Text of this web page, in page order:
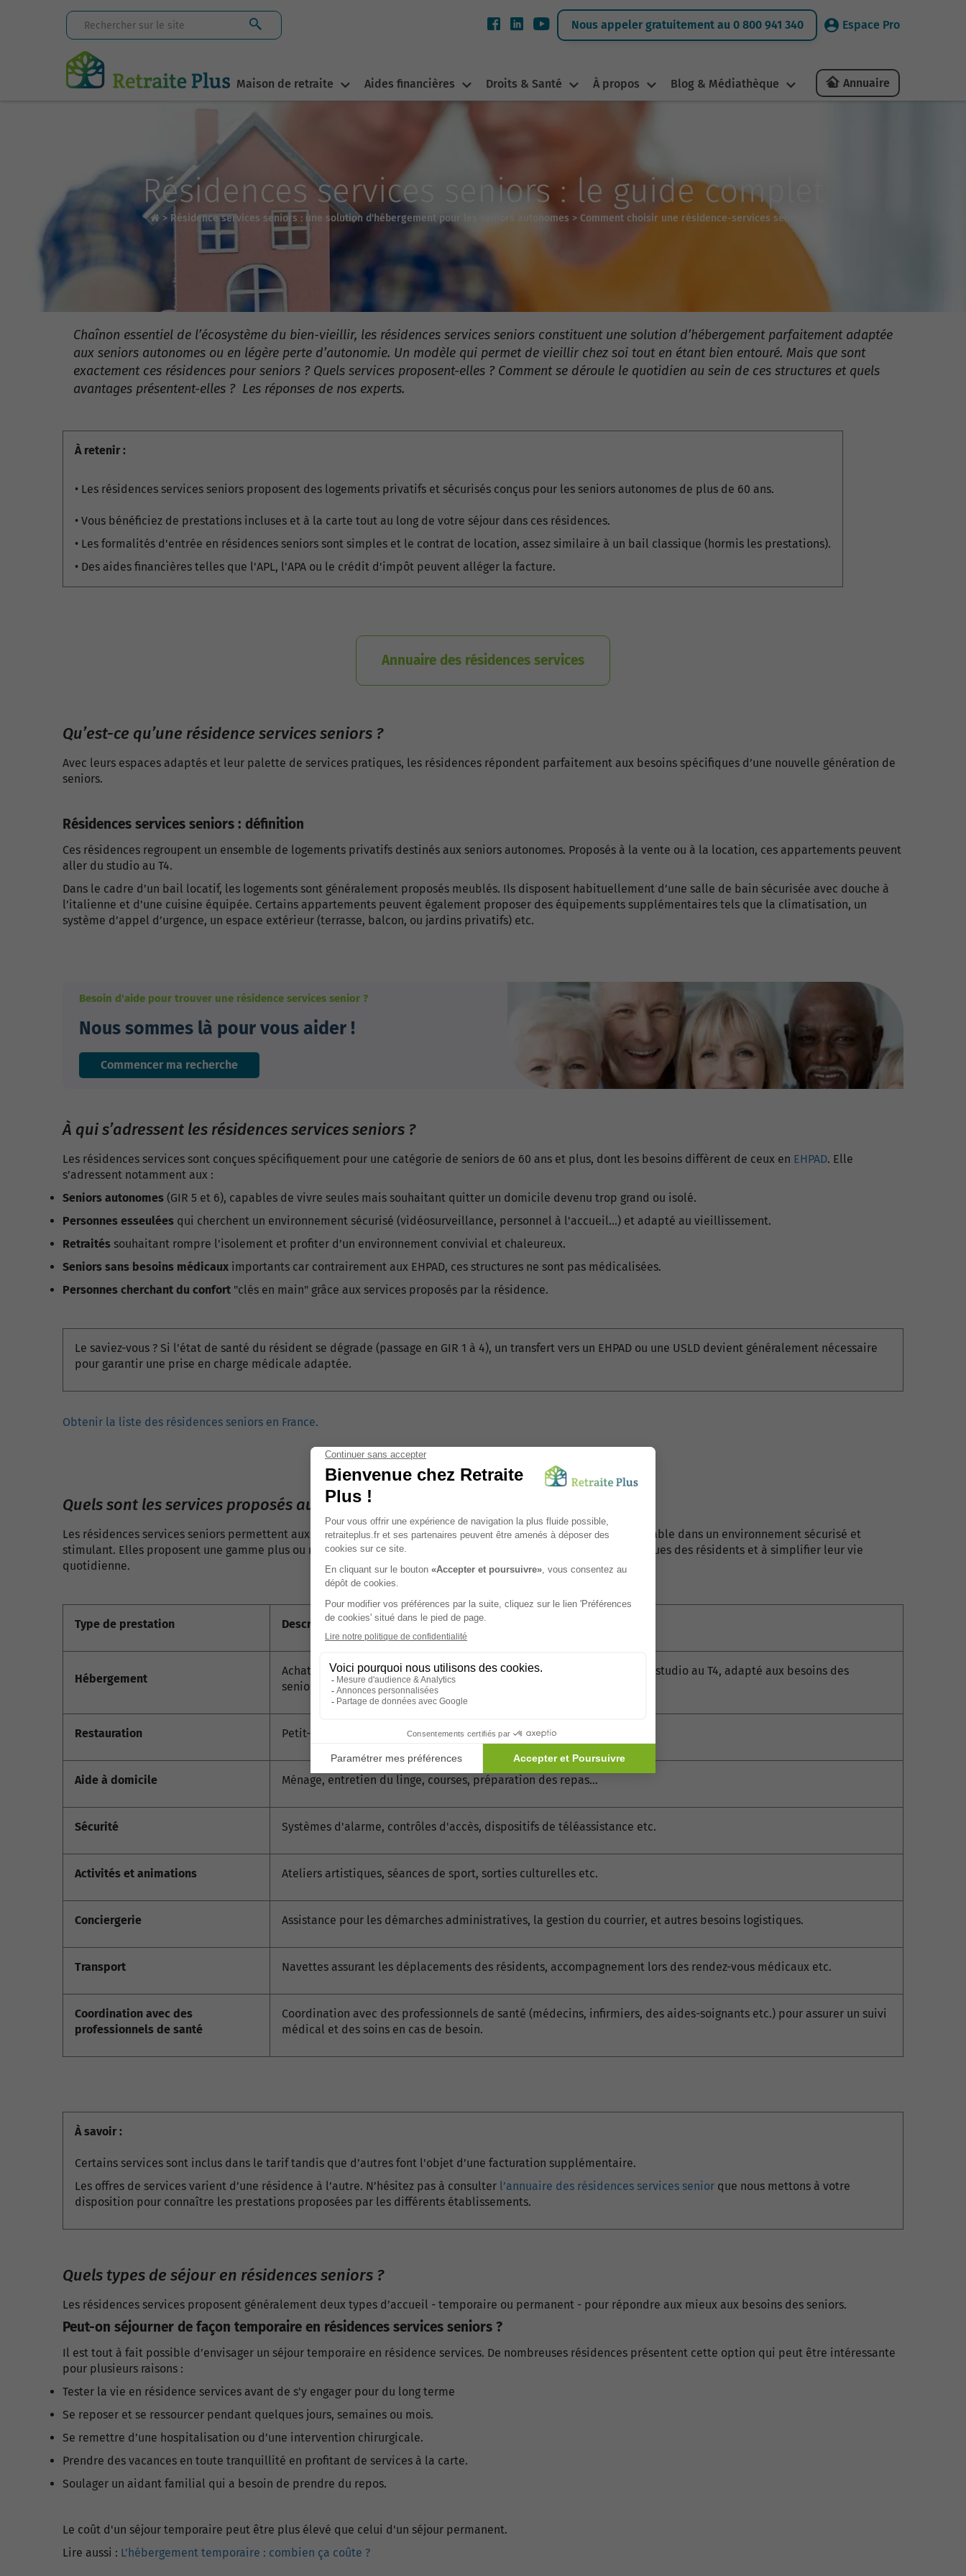
Nous appeler gratuitement au 0 800 941 340 Espace Pro
Maison de retraite Aides financières Droits & Santé À propos Blog & Médiathèque Annuaire
Résidences services seniors : le guide complet
> Résidence services seniors : une solution d'hébergement pour les seniors autonomes > Comment choisir une résidence-services seniors ?
Chaînon essentiel de l’écosystème du bien-vieillir, les résidences services seniors constituent une solution d’hébergement parfaitement adaptée
aux seniors autonomes ou en légère perte d’autonomie. Un modèle qui permet de vieillir chez soi tout en étant bien entouré. Mais que sont
exactement ces résidences pour seniors ? Quels services proposent-elles ? Comment se déroule le quotidien au sein de ces structures et quels
avantages présentent-elles ? Les réponses de nos experts.
À retenir :
• Les résidences services seniors proposent des logements privatifs et sécurisés conçus pour les seniors autonomes de plus de 60 ans.
• Vous bénéficiez de prestations incluses et à la carte tout au long de votre séjour dans ces résidences.
• Les formalités d'entrée en résidences seniors sont simples et le contrat de location, assez similaire à un bail classique (hormis les prestations).
• Des aides financières telles que l'APL, l'APA ou le crédit d'impôt peuvent alléger la facture.
Annuaire des résidences services
Qu’est-ce qu’une résidence services seniors ?
Avec leurs espaces adaptés et leur palette de services pratiques, les résidences répondent parfaitement aux besoins spécifiques d’une nouvelle génération de
seniors.
Résidences services seniors : définition
Ces résidences regroupent un ensemble de logements privatifs destinés aux seniors autonomes. Proposés à la vente ou à la location, ces appartements peuvent
aller du studio au T4.
Dans le cadre d’un bail locatif, les logements sont généralement proposés meublés. Ils disposent habituellement d’une salle de bain sécurisée avec douche à
l’italienne et d’une cuisine équipée. Certains appartements peuvent également proposer des équipements supplémentaires tels que la climatisation, un
système d’appel d’urgence, un espace extérieur (terrasse, balcon, ou jardins privatifs) etc.
Besoin d'aide pour trouver une résidence services senior ?
Nous sommes là pour vous aider !
Commencer ma recherche
À qui s’adressent les résidences services seniors ?
Les résidences services sont conçues spécifiquement pour une catégorie de seniors de 60 ans et plus, dont les besoins diffèrent de ceux en EHPAD. Elle
s’adressent notamment aux :
Seniors autonomes (GIR 5 et 6), capables de vivre seules mais souhaitant quitter un domicile devenu trop grand ou isolé.
Personnes esseulées qui cherchent un environnement sécurisé (vidéosurveillance, personnel à l'accueil…) et adapté au vieillissement.
Retraités souhaitant rompre l'isolement et profiter d’un environnement convivial et chaleureux.
Seniors sans besoins médicaux importants car contrairement aux EHPAD, ces structures ne sont pas médicalisées.
Personnes cherchant du confort "clés en main" grâce aux services proposés par la résidence.
Le saviez-vous ? Si l'état de santé du résident se dégrade (passage en GIR 1 à 4), un transfert vers un EHPAD ou une USLD devient généralement nécessaire
pour garantir une prise en charge médicale adaptée.
Obtenir la liste des résidences seniors en France.
Quels sont les services proposés au sein des résidences pour seniors ?
Les résidences services seniors permettent aux seniors autonomes devivre de manière indépendante et confortable dans un environnement sécurisé et
stimulant. Elles proposent une gamme plus ou moins étendue de services visant à répondre aux besoins spécifiques des résidents et à simplifier leur vie
quotidienne.
Type de prestation Description
Hébergement
Achat ou location d’un appartement (meublé ou non), pouvant aller du studio au T4, adapté aux besoins des
seniors.
Restauration Petit-déjeuner, déjeuner, goûter et dîner à la carte ou au forfait.
Aide à domicile Ménage, entretien du linge, courses, préparation des repas…
Sécurité Systèmes d'alarme, contrôles d'accès, dispositifs de téléassistance etc.
Activités et animations Ateliers artistiques, séances de sport, sorties culturelles etc.
Conciergerie Assistance pour les démarches administratives, la gestion du courrier, et autres besoins logistiques.
Transport Navettes assurant les déplacements des résidents, accompagnement lors des rendez-vous médicaux etc.
Coordination avec des
professionnels de santé
Coordination avec des professionnels de santé (médecins, infirmiers, des aides-soignants etc.) pour assurer un suivi
médical et des soins en cas de besoin.
À savoir :
Certains services sont inclus dans le tarif tandis que d’autres font l'objet d’une facturation supplémentaire.
Les offres de services varient d’une résidence à l’autre. N’hésitez pas à consulter l’annuaire des résidences services senior que nous mettons à votre
disposition pour connaître les prestations proposées par les différents établissements.
Quels types de séjour en résidences seniors ?
Les résidences services proposent généralement deux types d’accueil - temporaire ou permanent - pour répondre aux mieux aux besoins des seniors.
Peut-on séjourner de façon temporaire en résidences services seniors ?
Il est tout à fait possible d’envisager un séjour temporaire en résidence services. De nombreuses résidences présentent cette option qui peut être intéressante
pour plusieurs raisons :
Tester la vie en résidence services avant de s'y engager pour du long terme
Se reposer et se ressourcer pendant quelques jours, semaines ou mois.
Se remettre d’une hospitalisation ou d’une intervention chirurgicale.
Prendre des vacances en toute tranquillité en profitant de services à la carte.
Soulager un aidant familial qui a besoin de prendre du repos.
Le coût d'un séjour temporaire peut être plus élevé que celui d'un séjour permanent.
Lire aussi : L’hébergement temporaire : combien ça coûte ?